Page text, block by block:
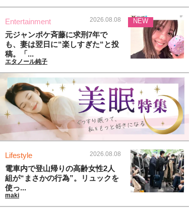
Entertainment 2026.08.08
元ジャンポケ斉藤に求刑7年で
も、妻は翌日に“楽しすぎた“と投
稿。「...
エタノール純子
NEW
Lifestyle 2026.08.08
電車内で登山帰りの高齢女性2人
組が“まさかの行為”。リュックを
使っ...
maki